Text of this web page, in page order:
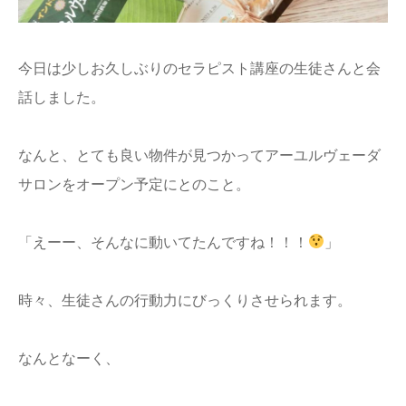
今日は少しお久しぶりのセラピスト講座の生徒さんと会
話しました。
なんと、とても良い物件が見つかってアーユルヴェーダ
サロンをオープン予定にとのこと。
「えーー、そんなに動いてたんですね！！！ 」
時々、生徒さんの行動力にびっくりさせられます。
なんとなーく、